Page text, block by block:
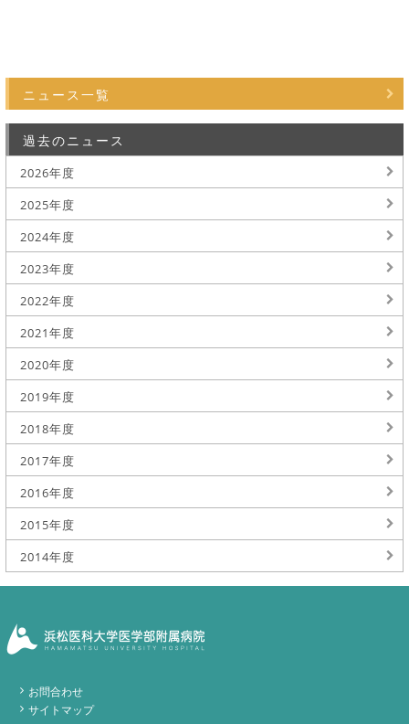
ニュース一覧
過去のニュース
2026年度
2025年度
2024年度
2023年度
2022年度
2021年度
2020年度
2019年度
2018年度
2017年度
2016年度
2015年度
2014年度
お問合わせ
サイトマップ